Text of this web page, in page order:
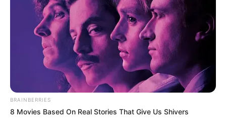
BRAINBERRIES
8 Movies Based On Real Stories That Give Us Shivers